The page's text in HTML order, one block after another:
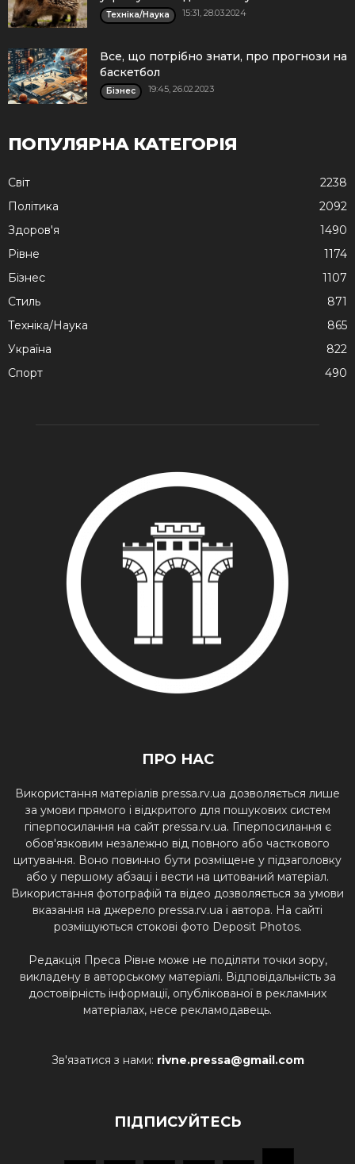
Техніка/Наука 15:31, 28.03.2024
Все, що потрібно знати, про прогнози на
баскетбол
Бізнес 19:45, 26.02.2023
ПОПУЛЯРНА КАТЕГОРІЯ
Cвіт
2238
Політика
2092
Здоров'я
1490
Рівне
1174
Бізнес
1107
Стиль
871
Техніка/Наука
865
Україна
822
Спорт
490
ПРО НАС
Використання матеріалів pressa.rv.ua дозволяється лише
за умови прямого і відкритого для пошукових систем
гіперпосилання на сайт pressa.rv.ua. Гіперпосилання є
обов'язковим незалежно від повного або часткового
цитування. Воно повинно бути розміщене у підзаголовку
або у першому абзаці і вести на цитований матеріал.
Використання фотографій та відео дозволяється за умови
вказання на джерело pressa.rv.ua і автора. На сайті
розміщуються стокові фото Deposit Photos.
Редакція Преса Рівне може не поділяти точки зору,
викладену в авторському матеріалі. Відповідальність за
достовірність інформації, опублікованої в рекламних
матеріалах, несе рекламодавець.
Зв'язатися з нами: rivne.pressa@gmail.com
ПІДПИСУЙТЕСЬ